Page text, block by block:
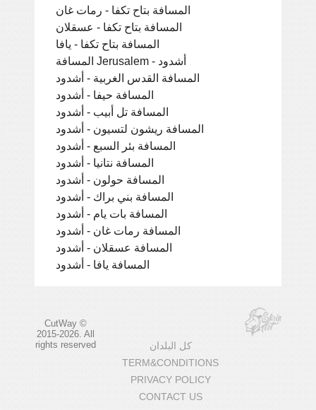
المسافة بتاح تكفا - رمات غان
المسافة بتاح تكفا - عسقلان
المسافة بتاح تكفا - يافا
المسافة Jerusalem - أشدود
المسافة القدس الغربية - أشدود
المسافة حيفا - أشدود
المسافة تل أبيب - أشدود
المسافة ريشون لتسيون - أشدود
المسافة بئر السبع - أشدود
المسافة نتانيا - أشدود
المسافة حولون - أشدود
المسافة بني براك - أشدود
المسافة بات يام - أشدود
المسافة رمات غان - أشدود
المسافة عسقلان - أشدود
المسافة يافا - أشدود
CutWay ©
2015-2026. All
rights reserved
كل البلدان
TERM&CONDITIONS
PRIVACY POLICY
CONTACT US